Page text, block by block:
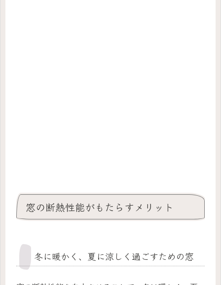
窓の断熱性能がもたらすメリット
冬に暖かく、夏に涼しく過ごすための窓